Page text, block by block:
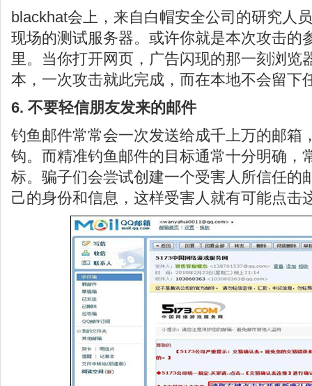
blackhat会上，来自白帽安全公司的研究人
现场的测试服务器。或许你就是本次攻击的
里。当你打开网页，广告闪现的那一刻浏览
本，一次攻击就此完成，而在本地不会留下
6. 不要轻信朋友发来的邮件
钓鱼邮件常常会一次发送给成千上万的邮箱
钩。而精准钓鱼邮件的目标通常十分明确，
标。骗子们会尝试创建一个受害人所信任的
己的身份和信息，这样受害人就有可能点击